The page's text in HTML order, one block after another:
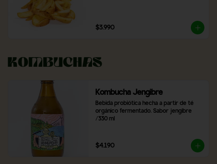
$3.990
Kombuchas
Kombucha Jengibre
Bebida probiótica hecha a partir de té
orgánico fermentado. Sabor jengibre
/330 ml
$4.190